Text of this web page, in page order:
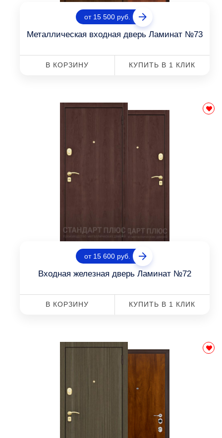
от 15 500 руб.
Металлическая входная дверь Ламинат №73
В КОРЗИНУ КУПИТЬ В 1 КЛИК
от 15 600 руб.
Входная железная дверь Ламинат №72
В КОРЗИНУ КУПИТЬ В 1 КЛИК